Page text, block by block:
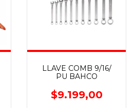
LLAVE COMB 9/16/
PU BAHCO
$9.199,00